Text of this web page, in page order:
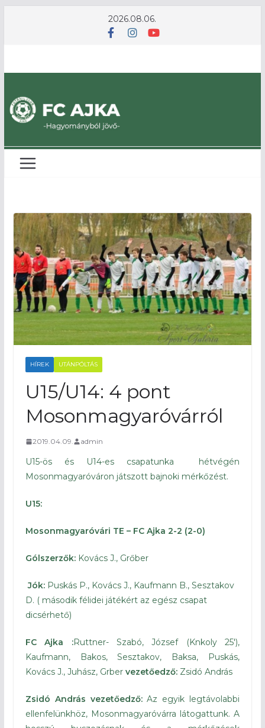
2026.08.06.
HÍREK UTÁNPÓLTÁS
U15/U14: 4 pont
Mosonmagyaróvárról
2019.04.09. admin
U15-ös és U14-es csapatunka hétvégén
Mosonmagyaróváron játszott bajnoki mérkőzést.
U15:
Mosonmagyaróvári TE – FC Ajka 2-2 (2-0)
Gólszerzők: Kovács J., Grőber
Jók:Puskás P., Kovács J., Kaufmann B., Sesztakov
D. ( második félidei játékért az egész csapat
dicsérhető)
FC Ajka :Ruttner- Szabó, József (Knkoly 25′),
Kaufmann, Bakos, Sesztakov, Baksa, Puskás,
Kovács J., Juhász, Grber vezetőedző: Zsidó András
Zsidó András vezetőedző:Az egyik legtávolabbi
ellenfelünkhöz, Mosonmagyaróvárra látogattunk. A